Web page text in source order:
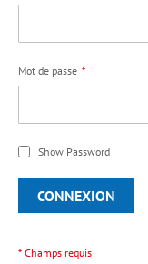
Mot de passe
Show Password
CONNEXION